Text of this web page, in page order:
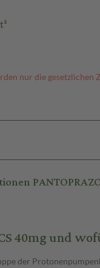
nur die gesetzlichen
40mg und
der